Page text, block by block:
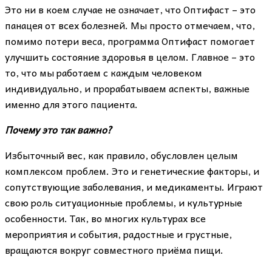
Это ни в коем случае не означает, что Оптифаст – это
панацея от всех болезней. Мы просто отмечаем, что,
помимо потери веса, программа Оптифаст помогает
улучшить состояние здоровья в целом. Главное – это
то, что мы работаем с каждым человеком
индивидуально, и прорабатываем аспекты, важные
именно для этого пациента.
Почему это так важно?
Избыточный вес, как правило, обусловлен целым
комплексом проблем. Это и генетические факторы, и
сопутствующие заболевания, и медикаменты. Играют
свою роль ситуационные проблемы, и культурные
особенности. Так, во многих культурах все
мероприятия и события, радостные и грустные,
вращаются вокруг совместного приёма пищи.